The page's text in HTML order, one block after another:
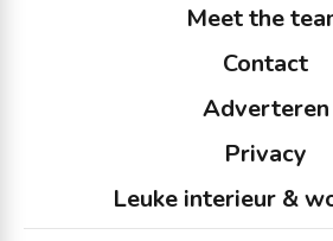
Meet the
Contact
Adverteren
Privacy
Leuke interieur &